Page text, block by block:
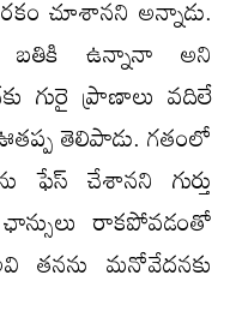
చూశానని అన్నాడు.
బతికి ఉన్నానా అని
గురై ప్రాణాలు వదిలే
తెలిపాడు. గతంలో
ఫేస్ చేశానని గుర్తు
రాకపోవడంతో
తనను మనోవేదనకు